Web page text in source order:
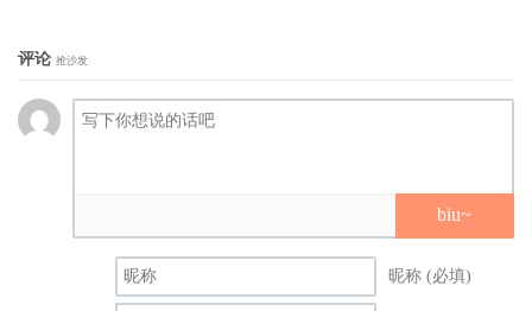
评论 抢沙发
biu~
昵称 (必填)